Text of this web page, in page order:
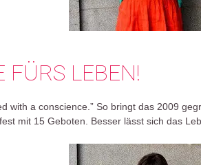
FÜRS LEBEN!
with a conscience.” So bringt das 2009
mit 15 Geboten. Besser lässt sich das